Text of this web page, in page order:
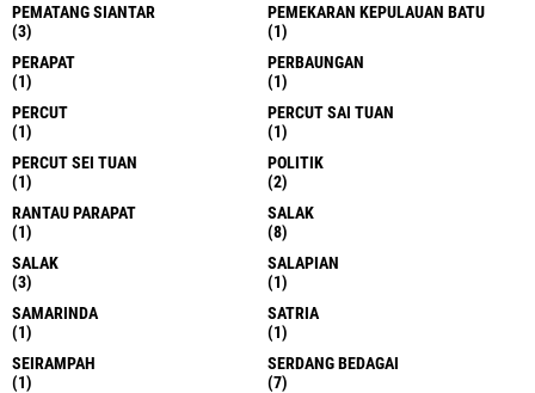
PEMATANG SIANTAR
(3)
PEMEKARAN KEPULAUAN BATU
(1)
PERAPAT
(1)
PERBAUNGAN
(1)
PERCUT
(1)
PERCUT SAI TUAN
(1)
PERCUT SEI TUAN
(1)
POLITIK
(2)
RANTAU PARAPAT
(1)
SALAK
(8)
SALAK
(3)
SALAPIAN
(1)
SAMARINDA
(1)
SATRIA
(1)
SEIRAMPAH
(1)
SERDANG BEDAGAI
(7)